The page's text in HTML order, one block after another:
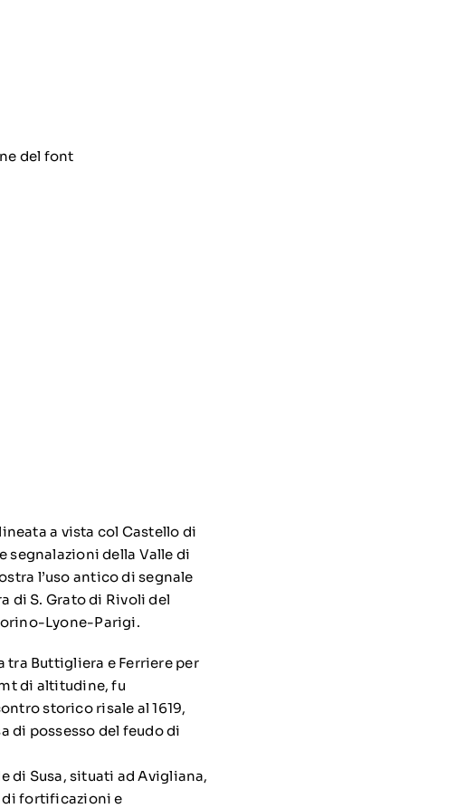
a vista col Castello di
segnalazioni della Valle di
l’uso antico di segnale
di S. Grato di Rivoli del
Lyone-Parigi.
tra Buttigliera e Ferriere per
di altitudine, fu
storico risale al 1619,
di possesso del feudo di
di Susa, situati ad Avigliana,
di fortificazioni e